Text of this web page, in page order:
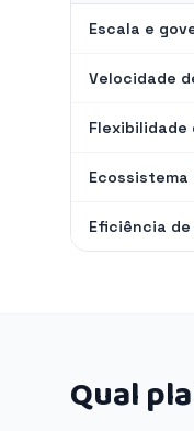
Escala e
Velocidade
Flexibilidade
Eficiência
Qual